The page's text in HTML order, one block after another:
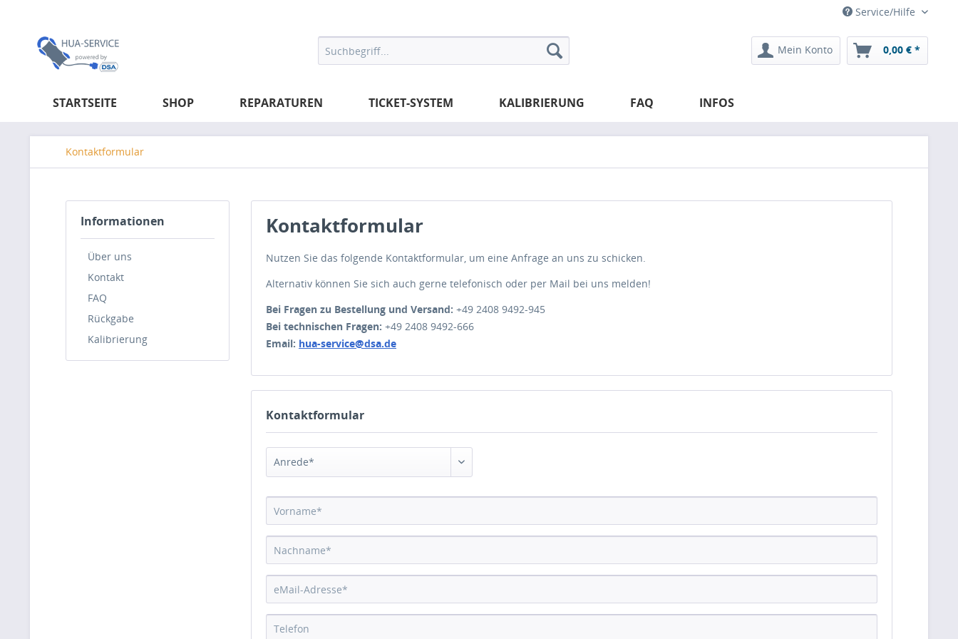
Service/Hilfe
Mein Konto 0,00 € *
STARTSEITE SHOP REPARATUREN TICKET-SYSTEM KALIBRIERUNG FAQ INFOS
Kontaktformular
Informationen
Über uns
Kontakt
FAQ
Rückgabe
Kalibrierung
Kontaktformular
Nutzen Sie das folgende Kontaktformular, um eine Anfrage an uns zu schicken.
Alternativ können Sie sich auch gerne telefonisch oder per Mail bei uns melden!
Bei Fragen zu Bestellung und Versand: +49 2408 9492-945
Bei technischen Fragen: +49 2408 9492-666
Email: hua-service@dsa.de
Kontaktformular
Anrede*